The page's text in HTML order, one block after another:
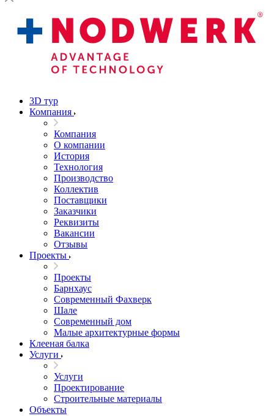
3D тур
Компания
Компания
О компании
История
Технология
Производство
Коллектив
Поставщики
Заказчики
Реквизиты
Вакансии
Отзывы
Проекты
Проекты
Барнхаус
Современный Фахверк
Шале
Современный дом
Малые архитектурные формы
Клееная балка
Услуги
Услуги
Проектирование
Строительные материалы
Объекты